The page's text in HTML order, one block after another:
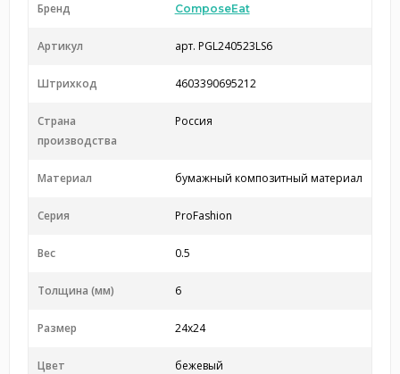
Бренд ComposeEat
Артикул арт. PGL240523LS6
Штрихкод 4603390695212
Страна
производства
Россия
Материал бумажный композитный материал
Серия ProFashion
Вес 0.5
Толщина (мм) 6
Размер 24x24
Цвет бежевый